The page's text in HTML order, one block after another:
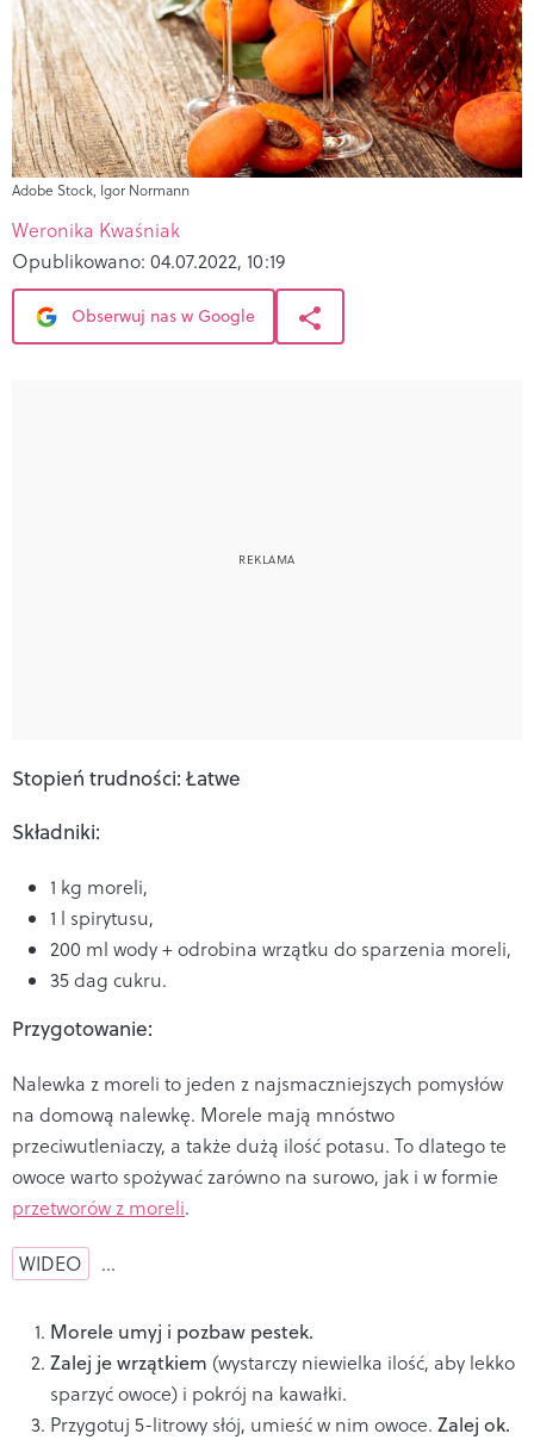
Adobe Stock, Igor Normann
Weronika Kwaśniak
Opublikowano: 04.07.2022, 10:19
Obserwuj nas w Google
Stopień trudności: Łatwe
Składniki:
1 kg moreli,
1 l spirytusu,
200 ml wody + odrobina wrzątku do sparzenia moreli,
35 dag cukru.
Przygotowanie:
Nalewka z moreli to jeden z najsmaczniejszych pomysłów
na domową nalewkę. Morele mają mnóstwo
przeciwutleniaczy, a także dużą ilość potasu. To dlatego te
owoce warto spożywać zarówno na surowo, jak i w formie
przetworów z moreli.
WIDEO …
Morele umyj i pozbaw pestek.
Zalej je wrzątkiem (wystarczy niewielka ilość, aby lekko
sparzyć owoce) i pokrój na kawałki.
Przygotuj 5-litrowy słój, umieść w nim owoce. Zalej ok.